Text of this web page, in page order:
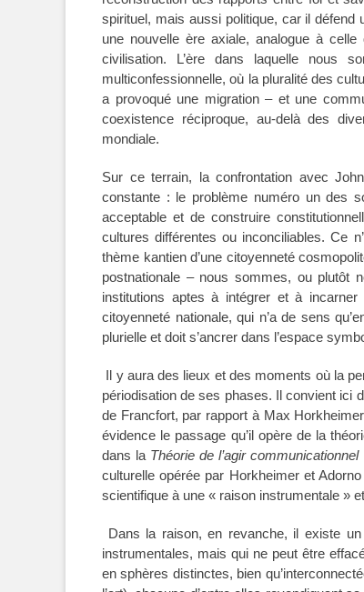
spirituel, mais aussi politique, car il défend
une nouvelle ère axiale, analogue à
civilisation. L’ère dans laquelle nous
multiconfessionnelle, où la pluralité des
a provoqué une migration – et une
coexistence réciproque, au-delà des
mondiale.
Sur ce terrain, la confrontation avec
constante : le problème numéro un des
acceptable et de construire
cultures différentes ou inconciliables. Ce
thème kantien d’une citoyenneté
postnationale – nous sommes, ou plutôt
institutions aptes à intégrer et à
citoyenneté nationale, qui n’a de sens
plurielle et doit s’ancrer dans l’espace
Il y aura des lieux et des moments où la
périodisation de ses phases. Il convient ici
de Francfort, par rapport à Max
évidence le passage qu’il opère de la
dans la Théorie de l’agir communicationnel
culturelle opérée par Horkheimer et
scientifique à une « raison instrumentale »
Dans la raison, en revanche, il existe
instrumentales, mais qui ne peut être
en sphères distinctes, bien